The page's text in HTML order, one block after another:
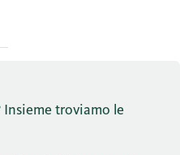
Insieme troviamo le